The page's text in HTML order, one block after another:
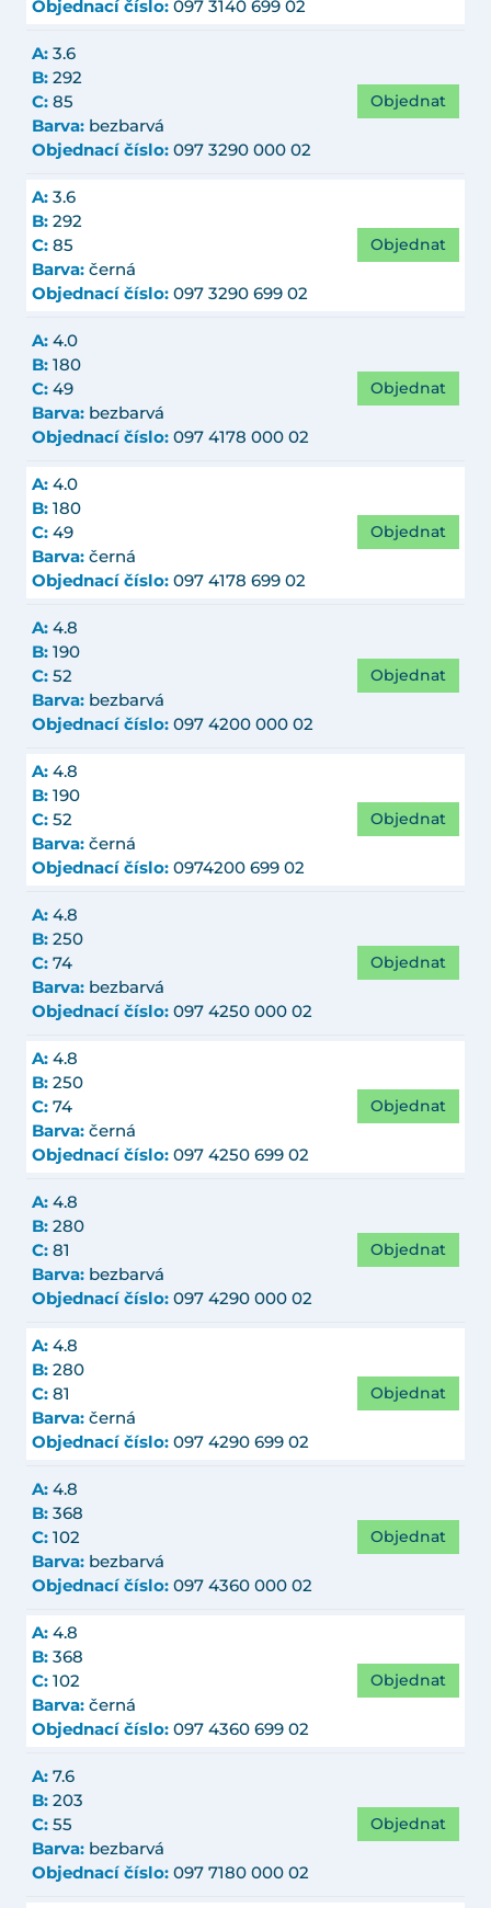
Objednací číslo: 097 3140 699 02
A: 3.6
B: 292
C: 85
Barva: bezbarvá
Objednací číslo: 097 3290 000 02
Objednat
A: 3.6
B: 292
C: 85
Barva: černá
Objednací číslo: 097 3290 699 02
Objednat
A: 4.0
B: 180
C: 49
Barva: bezbarvá
Objednací číslo: 097 4178 000 02
Objednat
A: 4.0
B: 180
C: 49
Barva: černá
Objednací číslo: 097 4178 699 02
Objednat
A: 4.8
B: 190
C: 52
Barva: bezbarvá
Objednací číslo: 097 4200 000 02
Objednat
A: 4.8
B: 190
C: 52
Barva: černá
Objednací číslo: 0974200 699 02
Objednat
A: 4.8
B: 250
C: 74
Barva: bezbarvá
Objednací číslo: 097 4250 000 02
Objednat
A: 4.8
B: 250
C: 74
Barva: černá
Objednací číslo: 097 4250 699 02
Objednat
A: 4.8
B: 280
C: 81
Barva: bezbarvá
Objednací číslo: 097 4290 000 02
Objednat
A: 4.8
B: 280
C: 81
Barva: černá
Objednací číslo: 097 4290 699 02
Objednat
A: 4.8
B: 368
C: 102
Barva: bezbarvá
Objednací číslo: 097 4360 000 02
Objednat
A: 4.8
B: 368
C: 102
Barva: černá
Objednací číslo: 097 4360 699 02
Objednat
A: 7.6
B: 203
C: 55
Barva: bezbarvá
Objednací číslo: 097 7180 000 02
Objednat